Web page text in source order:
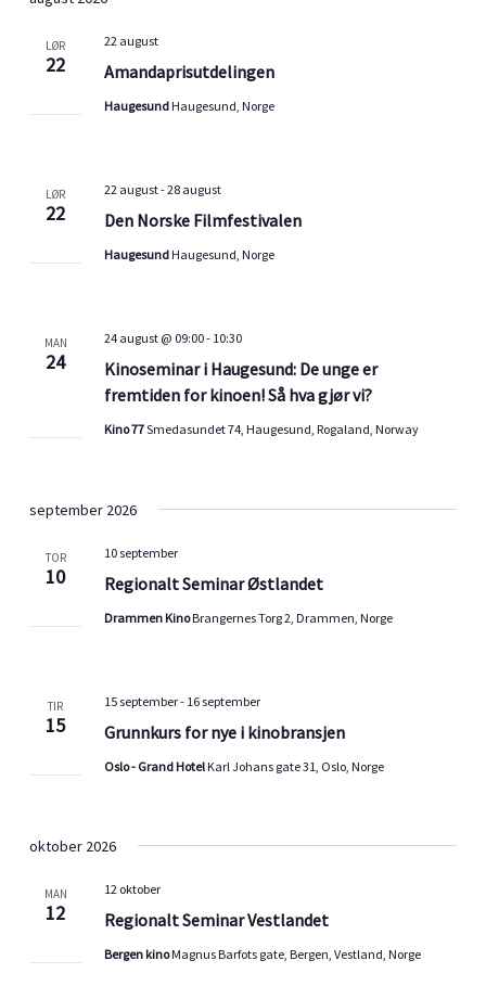
e
a
LØR
22 Amandaprisutdelingen
22 august
Haugesund Haugesund, Norge
LØR
22 Den Norske Filmfestivalen
22 august-28 august
Haugesund Haugesund, Norge
MAN
24
Kinoseminar i Haugesund: De unge er
fremtiden for kinoen! Så hva gjør vi?
24 august @ 09:00- 10:30
Kino 77Smedasundet 74, Haugesund, Rogaland, Norway
september 2026
TOR
10 Regionalt Seminar Østlandet
10 september
Drammen KinoBrangernes Torg 2, Drammen, Norge
TIR
15 Grunnkurs for nye i kinobransjen
15 september- 16 september
Oslo - Grand Hotel Karl Johans gate 31, Oslo, Norge
oktober 2026
MAN
12 Regionalt Seminar Vestlandet
12 oktober
Bergen kinoMagnus Barfots gate, Bergen, Vestland, Norge